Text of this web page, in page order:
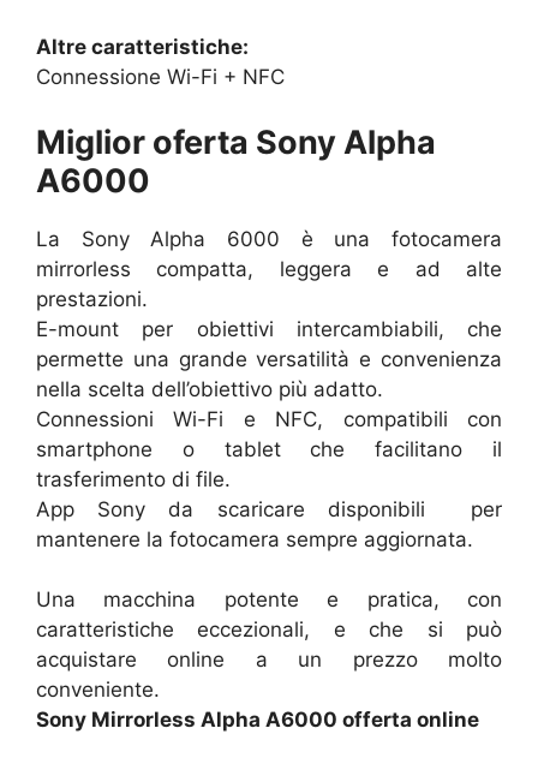
Altre caratteristiche:
Connessione Wi-Fi + NFC
Miglior oferta Sony Alpha
A6000
La Sony Alpha 6000 è una fotocamera
mirrorless compatta, leggera e ad alte
prestazioni.
E-mount per obiettivi intercambiabili, che
permette una grande versatilità e convenienza
nella scelta dell’obiettivo più adatto.
Connessioni Wi-Fi e NFC, compatibili con
smartphone o tablet che facilitano il
trasferimento di file.
App Sony da scaricare disponibili per
mantenere la fotocamera sempre aggiornata.
Una macchina potente e pratica, con
caratteristiche eccezionali, e che si può
acquistare online a un prezzo molto
conveniente.
Sony Mirrorless Alpha A6000 offerta online